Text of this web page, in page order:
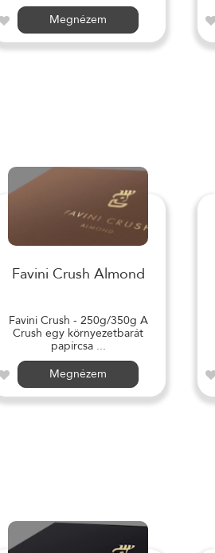
Megnézem
Favini Crush Almond
Favini Crush - 250g/350g A
Crush egy környezetbarát
papírcsa ...
Megnézem